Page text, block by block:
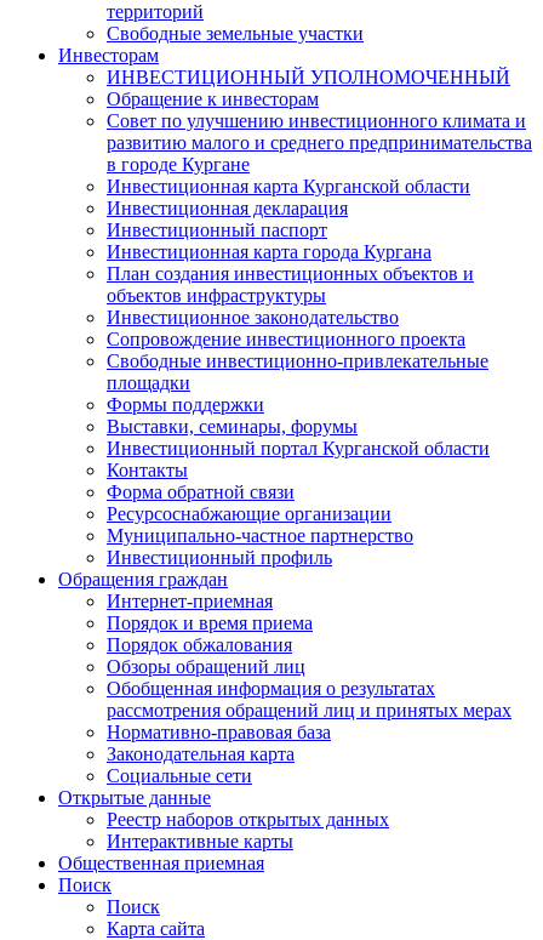
территорий
Свободные земельные участки
Инвесторам
ИНВЕСТИЦИОННЫЙ УПОЛНОМОЧЕННЫЙ
Обращение к инвесторам
Совет по улучшению инвестиционного климата и
развитию малого и среднего предпринимательства
в городе Кургане
Инвестиционная карта Курганской области
Инвестиционная декларация
Инвестиционный паспорт
Инвестиционная карта города Кургана
План создания инвестиционных объектов и
объектов инфраструктуры
Инвестиционное законодательство
Сопровождение инвестиционного проекта
Свободные инвестиционно-привлекательные
площадки
Формы поддержки
Выставки, семинары, форумы
Инвестиционный портал Курганской области
Контакты
Форма обратной связи
Ресурсоснабжающие организации
Муниципально-частное партнерство
Инвестиционный профиль
Обращения граждан
Интернет-приемная
Порядок и время приема
Порядок обжалования
Обзоры обращений лиц
Обобщенная информация о результатах
рассмотрения обращений лиц и принятых мерах
Нормативно-правовая база
Законодательная карта
Социальные сети
Открытые данные
Реестр наборов открытых данных
Интерактивные карты
Общественная приемная
Поиск
Поиск
Карта сайта